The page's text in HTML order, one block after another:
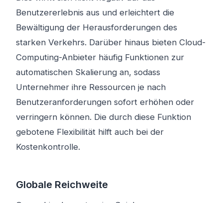
Benutzererlebnis aus und erleichtert die
Bewältigung der Herausforderungen des
starken Verkehrs. Darüber hinaus bieten Cloud-
Computing-Anbieter häufig Funktionen zur
automatischen Skalierung an, sodass
Unternehmer ihre Ressourcen je nach
Benutzeranforderungen sofort erhöhen oder
verringern können. Die durch diese Funktion
gebotene Flexibilität hilft auch bei der
Kostenkontrolle.
Globale Reichweite